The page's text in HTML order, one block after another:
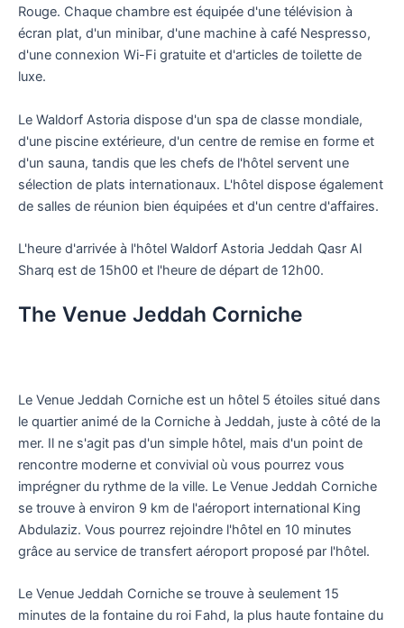
Rouge. Chaque chambre est équipée d'une télévision à
écran plat, d'un minibar, d'une machine à café Nespresso,
d'une connexion Wi-Fi gratuite et d'articles de toilette de
luxe.
Le Waldorf Astoria dispose d'un spa de classe mondiale,
d'une piscine extérieure, d'un centre de remise en forme et
d'un sauna, tandis que les chefs de l'hôtel servent une
sélection de plats internationaux. L'hôtel dispose également
de salles de réunion bien équipées et d'un centre d'affaires.
L'heure d'arrivée à l'hôtel Waldorf Astoria Jeddah Qasr Al
Sharq est de 15h00 et l'heure de départ de 12h00.
The Venue Jeddah Corniche
Le Venue Jeddah Corniche est un hôtel 5 étoiles situé dans
le quartier animé de la Corniche à Jeddah, juste à côté de la
mer. Il ne s'agit pas d'un simple hôtel, mais d'un point de
rencontre moderne et convivial où vous pourrez vous
imprégner du rythme de la ville. Le Venue Jeddah Corniche
se trouve à environ 9 km de l'aéroport international King
Abdulaziz. Vous pourrez rejoindre l'hôtel en 10 minutes
grâce au service de transfert aéroport proposé par l'hôtel.
Le Venue Jeddah Corniche se trouve à seulement 15
minutes de la fontaine du roi Fahd, la plus haute fontaine du